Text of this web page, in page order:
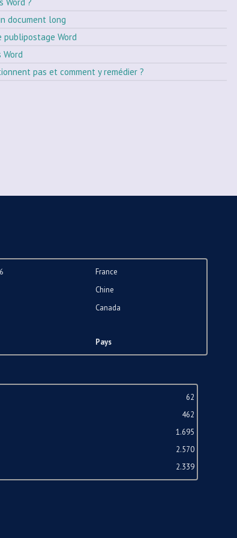
document long
publipostage Word
pas et comment y remédier ?
France
Chine
Canada
Pays
62
462
1.695
2.570
2.339